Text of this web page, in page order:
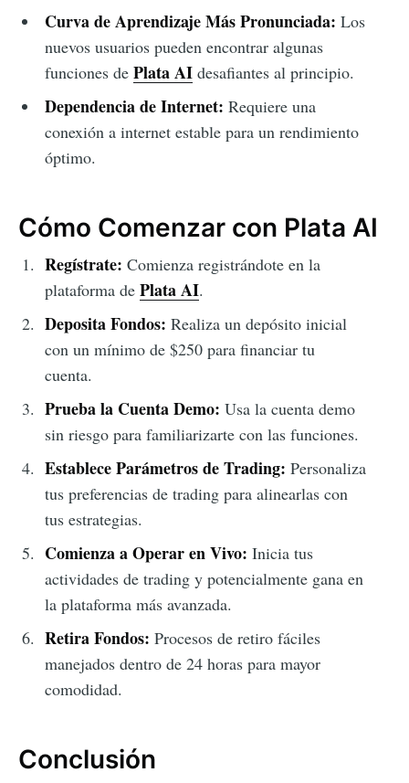
Curva de Aprendizaje Más Pronunciada: Los
nuevos usuarios pueden encontrar algunas
funciones de Plata AIdesafiantes al principio.
Dependencia de Internet: Requiere una
conexión a internet estable para un rendimiento
óptimo.
Cómo Comenzar con Plata AI
Regístrate: Comienza registrándote en la
plataforma de Plata AI.
Deposita Fondos: Realiza un depósito inicial
con un mínimo de $250 para financiar tu
cuenta.
Prueba la Cuenta Demo: Usa la cuenta demo
sin riesgo para familiarizarte con las funciones.
Establece Parámetros de Trading: Personaliza
tus preferencias de trading para alinearlas con
tus estrategias.
Comienza a Operar en Vivo: Inicia tus
actividades de trading y potencialmente gana en
la plataforma más avanzada.
Retira Fondos: Procesos de retiro fáciles
manejados dentro de 24 horas para mayor
comodidad.
Conclusión